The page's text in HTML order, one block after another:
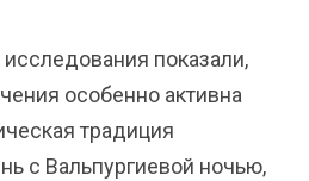
показали,
особенно активна
традиция
с Вальпургиевой ночью,